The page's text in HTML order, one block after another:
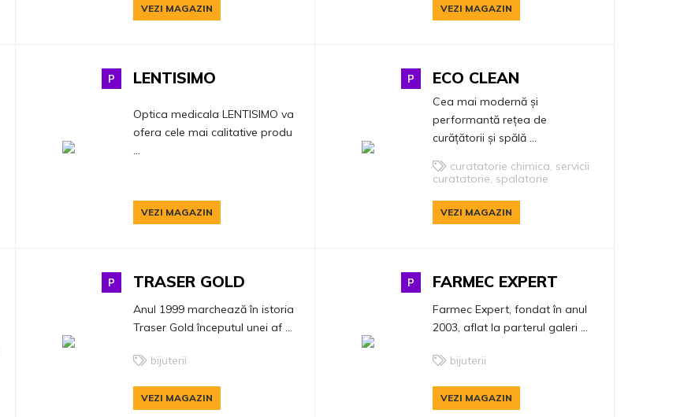
VEZI MAGAZIN VEZI MAGAZIN
P LENTISIMO
Optica medicala LENTISIMO va
ofera cele mai calitative produ
...
VEZI MAGAZIN
P ECO CLEAN
Cea mai modernă și
performantă rețea de
curățătorii și spălă ...
curatatorie chimica, servicii
curatatorie, spalatorie
VEZI MAGAZIN
P TRASER GOLD
Anul 1999 marchează în istoria
Traser Gold începutul unei af ...
bijuterii
VEZI MAGAZIN
P FARMEC EXPERT
Farmec Expert, fondat în anul
2003, aflat la parterul galeri ...
bijuterii
VEZI MAGAZIN